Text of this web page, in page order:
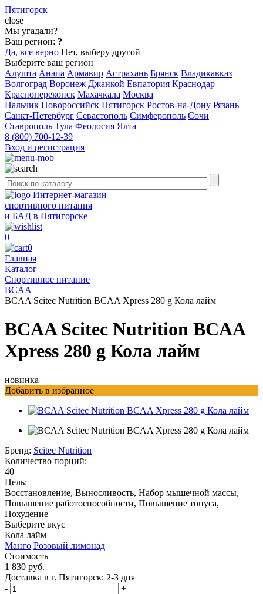
Пятигорск
close
Мы угадали?
Ваш регион: ?
Да, все верно Нет, выберу другой
Выберите ваш регион
Алушта Анапа Армавир Астрахань Брянск Владикавказ
Волгоград Воронеж Джанкой Евпатория Краснодар
Красноперекопск Махачкала Москва
Нальчик Новороссийск Пятигорск Ростов-на-Дону Рязань
Санкт-Петербург Севастополь Симферополь Сочи
Ставрополь Тула Феодосия Ялта
8 (800) 700-12-39
Вход и регистрация
Интернет-магазин
спортивного питания
и БАД в Пятигорске
0
0
Главная
Каталог
Спортивное питание
BCAA
BCAA Scitec Nutrition BCAA Xpress 280 g Кола лайм
BCAA Scitec Nutrition BCAA
Xpress 280 g Кола лайм
новинка
Добавить в избранное
Бренд: Scitec Nutrition
Количество порций:
40
Цель:
Восстановление, Выносливость, Набор мышечной массы,
Повышение работоспособности, Повышение тонуса,
Похудение
Выберите вкус
Кола лайм
Манго Розовый лимонад
Стоимость
1 830 руб.
Доставка в г. Пятигорск: 2-3 дня
-
+